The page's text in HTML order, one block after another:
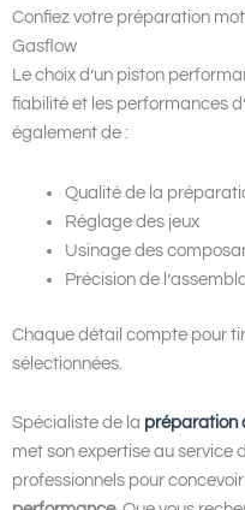
Confiez votre préparation
Gasflow
Le choix d’un piston
fiabilité et les performances
également de :
Qualité de la
Réglage des jeux
Usinage des
Précision de
Chaque détail compte pour
sélectionnées.
Spécialiste de la préparation
met son expertise au service
professionnels pour